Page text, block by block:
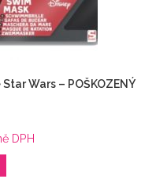
Wars – POŠKOZENÝ
DPH